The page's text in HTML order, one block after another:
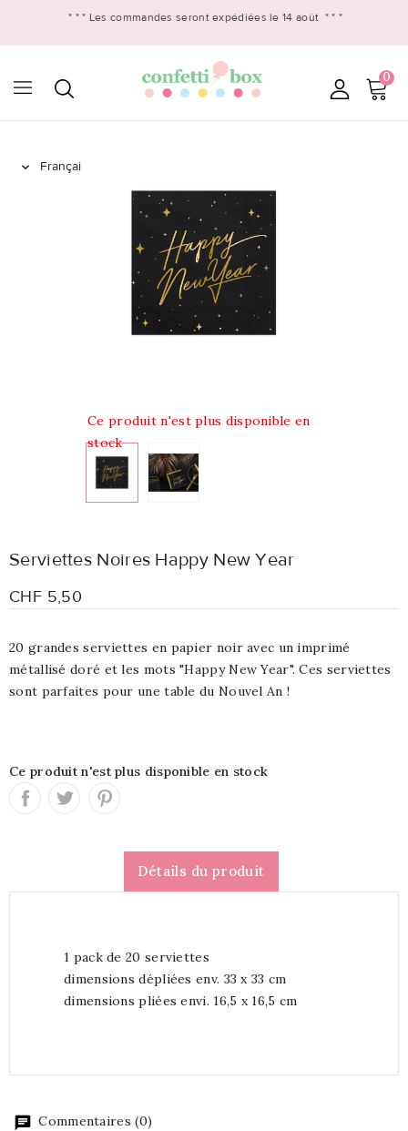
* * * Les commandes seront expédiées le 14 août * * *
0

Ce produit n'est plus disponible en
stock
Serviettes Noires Happy New Year
CHF 5,50
20 grandes serviettes en papier noir avec un imprimé
métallisé doré et les mots "Happy New Year". Ces serviettes
sont parfaites pour une table du Nouvel An !
Ce produit n'est plus disponible en stock
Détails du produit
1 pack de 20 serviettes
dimensions dépliées env. 33 x 33 cm
dimensions pliées envi. 16,5 x 16,5 cm
Commentaires (0)